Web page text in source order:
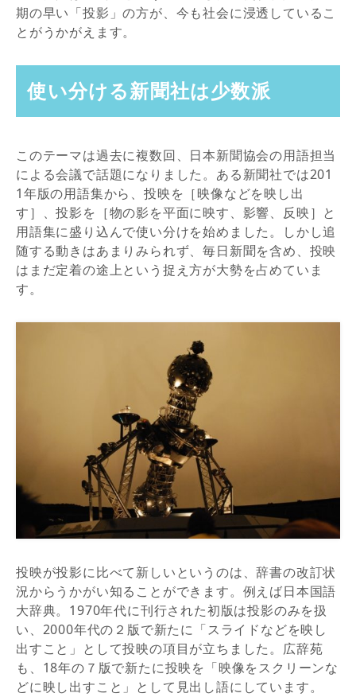
期の早い「投影」の方が、今も社会に浸透しているこ
とがうかがえます。
使い分ける新聞社は少数派
このテーマは過去に複数回、日本新聞協会の用語担当
による会議で話題になりました。ある新聞社では201
1年版の用語集から、投映を［映像などを映し出
す］、投影を［物の影を平面に映す、影響、反映］と
用語集に盛り込んで使い分けを始めました。しかし追
随する動きはあまりみられず、毎日新聞を含め、投映
はまだ定着の途上という捉え方が大勢を占めていま
す。
投映が投影に比べて新しいというのは、辞書の改訂状
況からうかがい知ることができます。例えば日本国語
大辞典。1970年代に刊行された初版は投影のみを扱
い、2000年代の２版で新たに「スライドなどを映し
出すこと」として投映の項目が立ちました。広辞苑
も、18年の７版で新たに投映を「映像をスクリーンな
どに映し出すこと」として見出し語にしています。